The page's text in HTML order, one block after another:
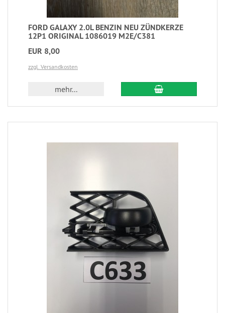
FORD GALAXY 2.0L BENZIN NEU ZÜNDKERZE
12P1 ORIGINAL 1086019 M2E/C381
EUR 8,00
zzgl. Versandkosten
mehr...